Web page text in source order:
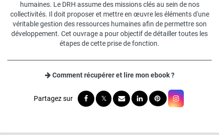
humaines. Le DRH assume des missions clés au sein de nos
collectivités. Il doit proposer et mettre en œuvre les éléments d'une
véritable gestion des ressources humaines afin de permettre son
développement. Cet ouvrage a pour objectif de détailler toutes les
étapes de cette prise de fonction.
Comment récupérer et lire mon ebook ?